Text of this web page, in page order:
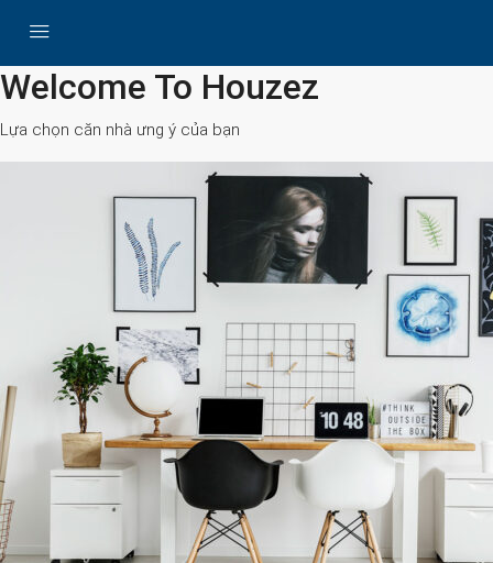
Search
Welcome To Houzez
Lựa chọn căn nhà ưng ý của bạn